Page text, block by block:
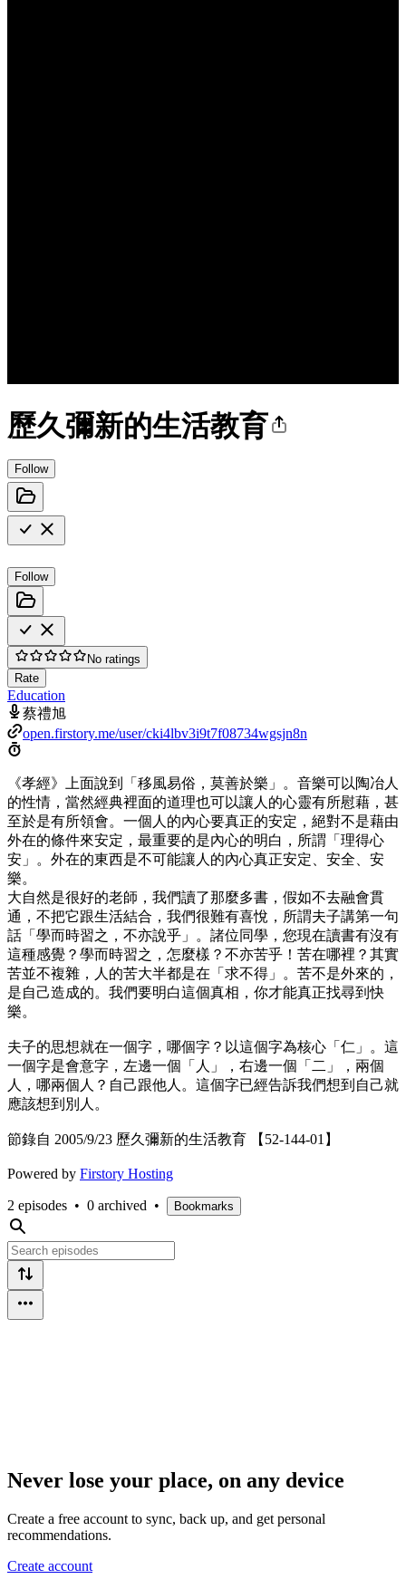
歷久彌新的生活教育
Follow
Follow
No ratings
Rate
Education
蔡禮旭
open.firstory.me/user/cki4lbv3i9t7f08734wgsjn8n
《孝經》上面說到「移風易俗，莫善於樂」。音樂可以陶冶人
的性情，當然經典裡面的道理也可以讓人的心靈有所慰藉，甚
至於是有所領會。一個人的內心要真正的安定，絕對不是藉由
外在的條件來安定，最重要的是內心的明白，所謂「理得心
安」。外在的東西是不可能讓人的內心真正安定、安全、安
樂。
大自然是很好的老師，我們讀了那麼多書，假如不去融會貫
通，不把它跟生活結合，我們很難有喜悅，所謂夫子講第一句
話「學而時習之，不亦說乎」。諸位同學，您現在讀書有沒有
這種感覺？學而時習之，怎麼樣？不亦苦乎！苦在哪裡？其實
苦並不複雜，人的苦大半都是在「求不得」。苦不是外來的，
是自己造成的。我們要明白這個真相，你才能真正找尋到快
樂。
夫子的思想就在一個字，哪個字？以這個字為核心「仁」。這
一個字是會意字，左邊一個「人」，右邊一個「二」，兩個
人，哪兩個人？自己跟他人。這個字已經告訴我們想到自己就
應該想到別人。
節錄自 2005/9/23 歷久彌新的生活教育 【52-144-01】
Powered by Firstory Hosting
2 episodes • 0 archived • Bookmarks
Never lose your place, on any device
Create a free account to sync, back up, and get personal
recommendations.
Create account